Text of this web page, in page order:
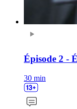
Épisode 2 -
30 min